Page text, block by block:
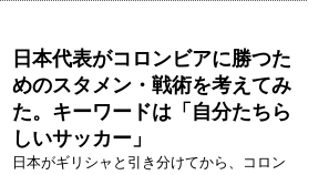
日本代表がコロンビアに勝つた
めのスタメン・戦術を考えてみ
た。キーワードは「自分たちら
しいサッカー」
日本がギリシャと引き分けてから、コロン